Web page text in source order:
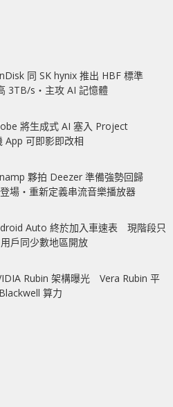
同 SK hynix 推出 HBF 標準
3TB/s‧主攻 AI 記憶體
將生成式 AI 塞入 Project
可即影即改相
夥拍 Deezer 準備強勢回歸
場‧重新定義串流音樂播放器
Auto 終於加入車速表 現階段只
戶同少數地區開放
Rubin 架構曝光 Vera Rubin 平
算力